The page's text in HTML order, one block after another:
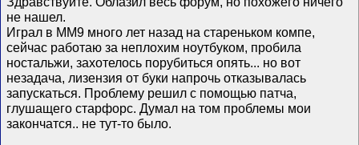
не нашел.
Играл в ММ9 много лет назад на стареньком компе,
сейчас работаю за неплохим ноутбуком, пробила
ностальжи, захотелось порубиться опять... но вот
незадача, лизензия от буки напрочь отказывалась
запускаться. Проблему решил с помощью патча,
глушащего старфорс. Думал на том проблемы мои
закончатся.. не тут-то было.